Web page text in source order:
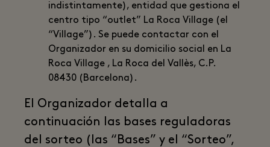
indistintamente), entidad que gestiona el
centro tipo “outlet” La Roca Village (el
“Village”). Se puede contactar con el
Organizador en su domicilio social en La
Roca Village , La Roca del Vallès, C.P.
08430 (Barcelona).
El Organizador detalla a
continuación las bases reguladoras
del sorteo (las “Bases” y el “Sorteo”,